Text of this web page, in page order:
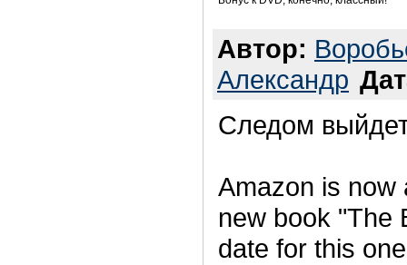
Автор:
Александр
Следом
Amazon is now
new book "The
date for this